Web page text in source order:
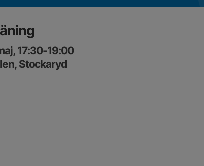
17:30-19:00
Stockaryd